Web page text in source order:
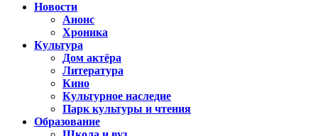
Новости
Анонс
Хроника
Культура
Дом актёра
Литература
Кино
Культурное наследие
Парк культуры и чтения
Образование